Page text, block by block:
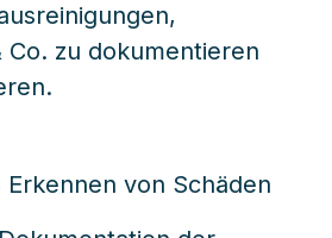
Co. zu dokumentieren
Erkennen von Schäden